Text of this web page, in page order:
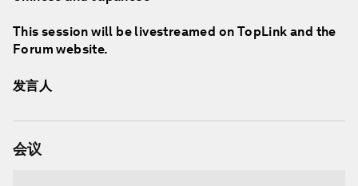
This session will be livestreamed on TopLink and the
Forum website.
发言人
会议